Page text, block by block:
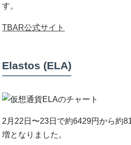
す。
TBAR公式サイト
Elastos (ELA)
2月22日〜23日で約6429円から約
増となりました。